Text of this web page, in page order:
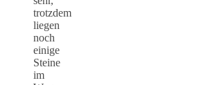
trotzdem
liegen
noch
einige
Steine
im